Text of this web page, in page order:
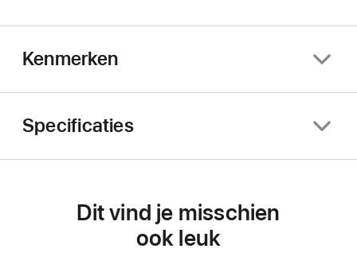
Kenmerken
Specificaties
Dit vind je misschien
ook leuk